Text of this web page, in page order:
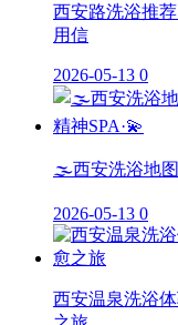
西安路洗浴推
用信
2026-05-13 0
🌫️西安洗浴地
2026-05-13 0
西安温泉洗浴